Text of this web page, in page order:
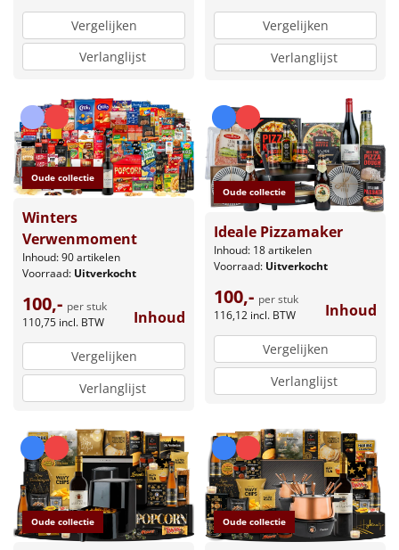
Vergelijken
Verlanglijst
Vergelijken
Verlanglijst
Oude collectie
Winters
Verwenmoment
Inhoud: 90 artikelen
Voorraad: Uitverkocht
100,- per stuk
110,75 incl. BTW Inhoud
Vergelijken
Verlanglijst
Oude collectie
Ideale Pizzamaker
Inhoud: 18 artikelen
Voorraad: Uitverkocht
100,- per stuk
116,12 incl. BTW Inhoud
Vergelijken
Verlanglijst
Oude collectie Oude collectie